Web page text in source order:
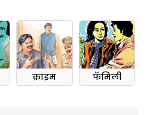
क्राइम फॅमिली